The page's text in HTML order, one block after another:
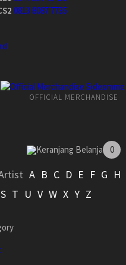
0813 8087 7735
OFFICIAL MERCHANDISE
Keranjang Belanja 0
A B C D E F G H
S T U V W X Y Z